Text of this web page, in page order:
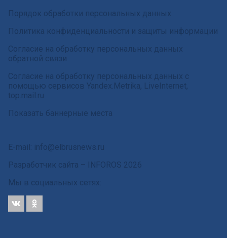
Порядок обработки персональных данных
Политика конфиденциальности и защиты информации
Согласие на обработку персональных данных
обратной связи
Согласие на обработку персональных данных с
помощью сервисов Yandex.Metrika, LiveInternet,
top.mail.ru
Показать баннерные места
E-mail: info@elbrusnews.ru
Разработчик сайта – INFOROS 2026
Мы в социальных сетях: